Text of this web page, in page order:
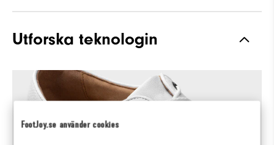
FootJoy.se använder cookies
Dämpning
Utforska teknologin